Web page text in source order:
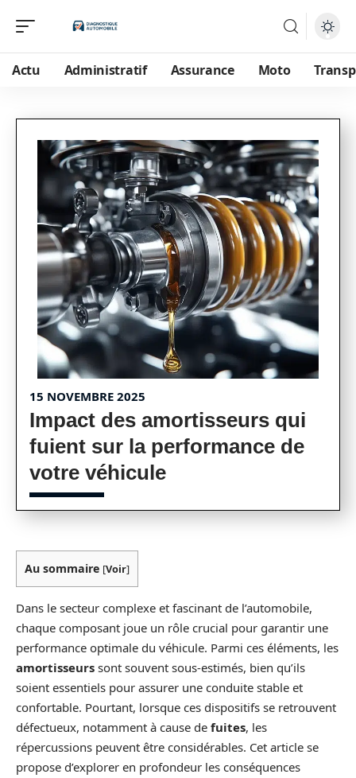
Actu Administratif Assurance Moto
15 NOVEMBRE 2025
Impact des amortisseurs qui
fuient sur la performance de
votre véhicule
Au sommaire [Voir]
Dans le secteur complexe et fascinant de l’automobile,
chaque composant joue un rôle crucial pour garantir une
performance optimale du véhicule. Parmi ces éléments, les
amortisseurs sont souvent sous-estimés, bien qu’ils
soient essentiels pour assurer une conduite stable et
confortable. Pourtant, lorsque ces dispositifs se retrouvent
défectueux, notamment à cause de fuites, les
répercussions peuvent être considérables. Cet article se
propose d’explorer en profondeur les conséquences